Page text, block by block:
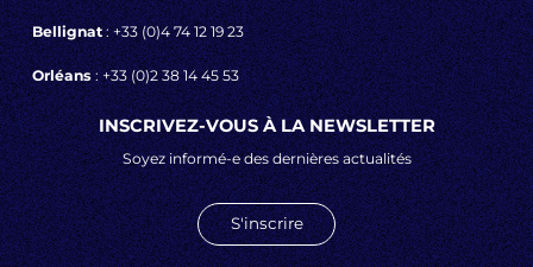
Bellignat: +33 (0)4 74 12 19 23
Orléans: +33 (0)2 38 14 45 53
INSCRIVEZ-VOUS À LA NEWSLETTER
Soyez informé-e des dernières actualités
S'inscrire